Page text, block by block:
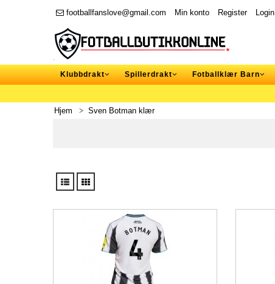
footballfanslove@gmail.com Min konto Register Login
Klubbdrakt Spillerdrakt Fotballklær Barn
Hjem Sven Botman klær